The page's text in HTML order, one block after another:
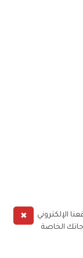
✖
الإلكتروني
الخاصة